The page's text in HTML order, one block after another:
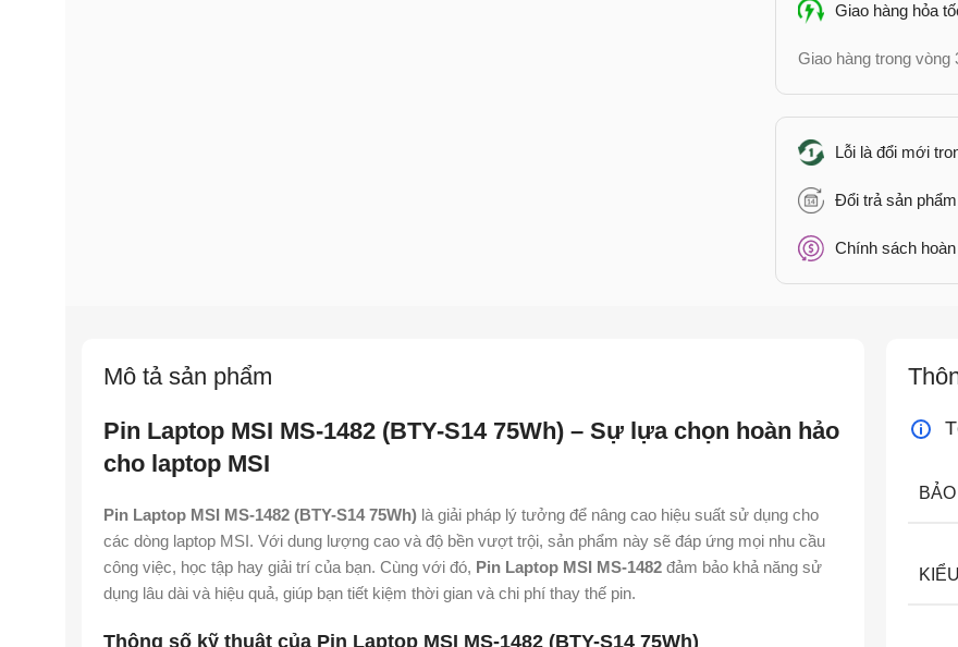
Giao hàng hỏa
Giao hàng trong vòng
Lỗi là đổi mới
Đổi trả sản
Chính sách
Mô tả sản phẩm
Pin Laptop MSI MS-1482 (BTY-S14 75Wh) – Sự lựa chọn hoàn hảo
cho laptop MSI
Pin Laptop MSI MS-1482 (BTY-S14 75Wh) là giải pháp lý tưởng để nâng cao hiệu suất sử dụng cho
các dòng laptop MSI. Với dung lượng cao và độ bền vượt trội, sản phẩm này sẽ đáp ứng mọi nhu cầu
công việc, học tập hay giải trí của bạn. Cùng với đó, Pin Laptop MSI MS-1482 đảm bảo khả năng sử
dụng lâu dài và hiệu quả, giúp bạn tiết kiệm thời gian và chi phí thay thế pin.
Thông số kỹ thuật của Pin Laptop MSI MS-1482 (BTY-S14 75Wh)